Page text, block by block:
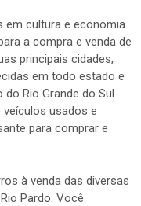
em cultura e economia
a compra e venda de
principais cidades,
em todo estado e
Rio Grande do Sul.
usados e
para comprar e
à venda das diversas
Pardo. Você